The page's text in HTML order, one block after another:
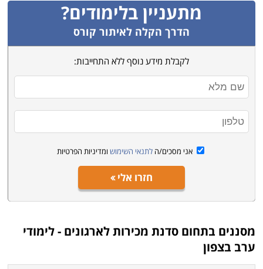
מתעניין בלימודים?
הדרך הקלה לאיתור קורס
לקבלת מידע נוסף ללא התחייבות:
אני מסכים/ה לתנאי השימוש ומדיניות הפרטיות
חזרו אלי
מסננים בתחום סדנת מכירות לארגונים - לימודי
ערב בצפון